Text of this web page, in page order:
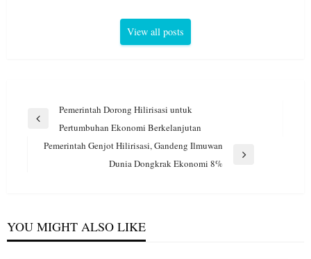
View all posts
Navigasi
pos
Previous
Pemerintah Dorong Hilirisasi untuk
Pertumbuhan Ekonomi Berkelanjutan
Pemerintah Genjot Hilirisasi, Gandeng Ilmuwan
Dunia Dongkrak Ekonomi 8%
YOU MIGHT ALSO LIKE